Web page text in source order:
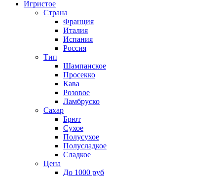
Игристое
Страна
Франция
Италия
Испания
Россия
Тип
Шампанское
Просекко
Кава
Розовое
Ламбруско
Сахар
Брют
Сухое
Полусухое
Полусладкое
Сладкое
Цена
До 1000 руб